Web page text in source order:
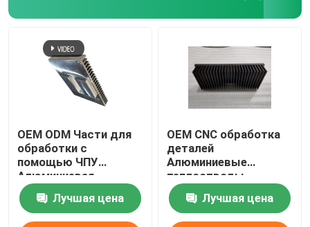
OEM ODM Части для
обработки с
помощью ЧПУ
Алюминиевая
экструзионная
тепловая раковина
Лучшая цена
OEM CNC обработка
деталей
Алюминиевые
теплоотводы
Электропластика
Лучшая цена